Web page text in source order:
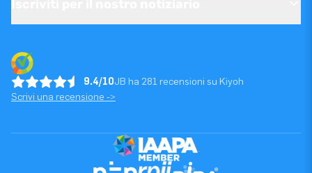
9.4/10JB ha 281 recensioni su Kiyoh
Scrivi una recensione ->